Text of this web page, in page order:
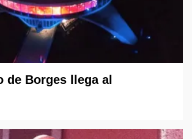
de Borges llega al